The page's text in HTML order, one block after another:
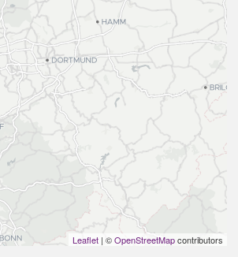
Leaflet | ©OpenStreetMapcontributors